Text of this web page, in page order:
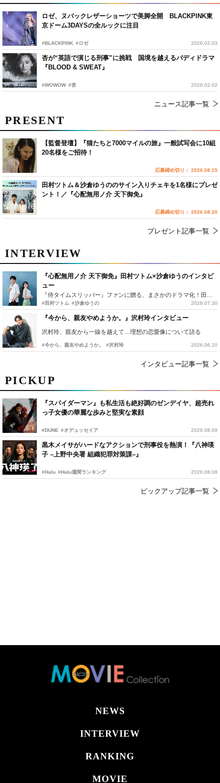
ロゼ、ヌバックレザーショーツで美脚全開 BLACKPINK東
京ドーム3DAYSの全ルックに注目
#BLACKPINK #ロゼ 2026.02.03
杏が“英語で演じる刑事”に挑戦 国境を越えるバディドラマ
『BLOOD & SWEAT』
#WOWOW #杏 2026.02.02
ニュース記事一覧
PICKUP
『スパイダーマン』も私生活も絶好調のゼンデイヤ、超売れ
っ子女優の華麗な歩みと堅実な素顔
#DUNE #オデュッセイア 2026.08.09
黒木メイサがハードなアクションで刑事役を熱演！『八神瑛
子 –上野中央署 組織犯罪対策課–』
#Hulu #Hulu週間ランキング 2026.08.08
ピックアップ記事一覧
INTERVIEW
『心配無用ノ介 天下御免』田村ツトム×沙倉ゆうのインタビ
ュー
#田村ツトム #沙倉ゆうの 2026.07.30
『今から、親友やめようか。』沢村玲インタビュー
沢村玲、親友から一線を越えて…理想の恋愛像について語る
#今から、親友やめようか。 #沢村玲 2026.06.20
インタビュー記事一覧
PRESENT
【監督登壇】『猫たちと7000マイルの旅』一般試写会に10組
20名様をご招待！
応募締め切り： 2026.08.15
田村ツトム＆沙倉ゆうののサイン入りチェキを1名様にプレゼ
ント！／『心配無用ノ介 天下御免』
応募締め切り： 2026.08.20
プレゼント記事一覧
NEWS
INTERVIEW
RANKING
MOVIE